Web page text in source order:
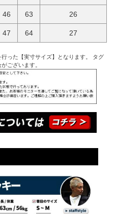
46 63 26
47 64 27
った【実寸サイズ】となります。 タグ
ございます。